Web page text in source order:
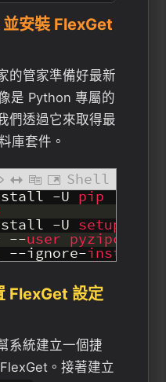
安裝 FlexGet
的管家準備好最新
是 Python 專屬的
們透過它來取得最
庫套件。
Shell
-U pip
-U
--user pyzipcode3
--ignore-
FlexGet 設定
系統建立一個捷
。接著建立